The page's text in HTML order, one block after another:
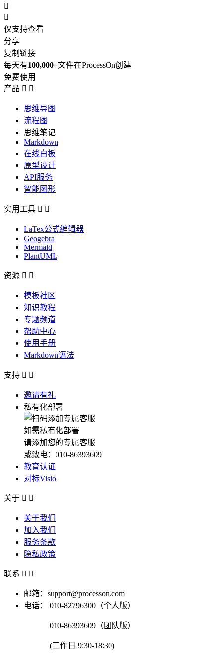


仅支持查看
分享
复制链接
每天有100,000+文件在ProcessOn创建
免费使用
产品  
思维导图
流程图
思维笔记
Markdown
在线白板
原型设计
API服务
智能图形
实用工具  
LaTex公式编辑器
Geogebra
Mermaid
PlantUML
资源  
模板社区
知识教程
专题频道
帮助中心
使用手册
Markdown语法
支持  
邀请有礼
私有化部署
如需私有化部署
请添加您的专属客服
或致电：010-86393609
教育认证
对标Visio
关于  
关于我们
加入我们
服务条款
隐私政策
联系  
邮箱：support@processon.com
电话：
010-82796300（个人版）
010-86393609（团队版）
(工作日 9:30-18:30)